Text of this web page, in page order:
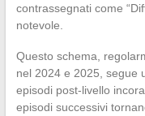
contrassegnati come
notevole.
Questo schema,
nel 2024 e 2025, segue
episodi post-livello
episodi successivi